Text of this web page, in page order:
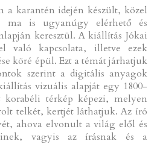
karantén idején készült, közel
ma is ugyanúgy elérhető és
keresztül. A kiállítás Jókai
való kapcsolata, illetve ezek
köré épül. Ezt a témát járhatjuk
szerint a digitális anyagok
vizuális alapját egy 1800-
korabéli térkép képezi, melyen
telkét, kertjét láthatjuk. Az író
ahova elvonult a világ elől és
vagyis az írásnak és a